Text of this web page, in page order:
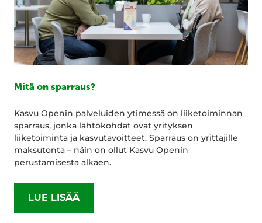
Mitä on sparraus?
Kasvu Openin palveluiden ytimessä on liiketoiminnan
sparraus, jonka lähtökohdat ovat yrityksen
liiketoiminta ja kasvutavoitteet. Sparraus on yrittäjille
maksutonta – näin on ollut Kasvu Openin
perustamisesta alkaen.
LUE LISÄÄ